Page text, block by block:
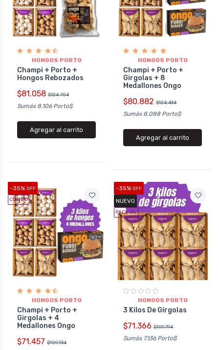
HONGOS PORTO
Champi + Porto +
Hongos Rebozados
$81.058 $124.704
Sumás 8.106 Porto$
Agregar al carrito
HONGOS PORTO
Champi + Porto +
Girgolas + 8
Medallones Ongo
$80.882 $124.434
Sumás 8.088 Porto$
Agregar al carrito
-35% OFF
COMBO
HONGOS PORTO
Champi + Porto +
Girgolas + 4
Medallones Ongo
$71.457 $109.934
-35% OFF
NUEVO
PACK x6u.
HONGOS PORTO
3 Kilos De Gírgolas
$71.366 $109.794
Sumás 7.136 Porto$